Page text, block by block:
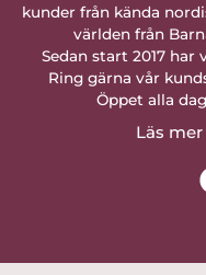
kunder från kända
världen från
Sedan start 2017 har
Ring gärna vår
Öppet alla
Läs